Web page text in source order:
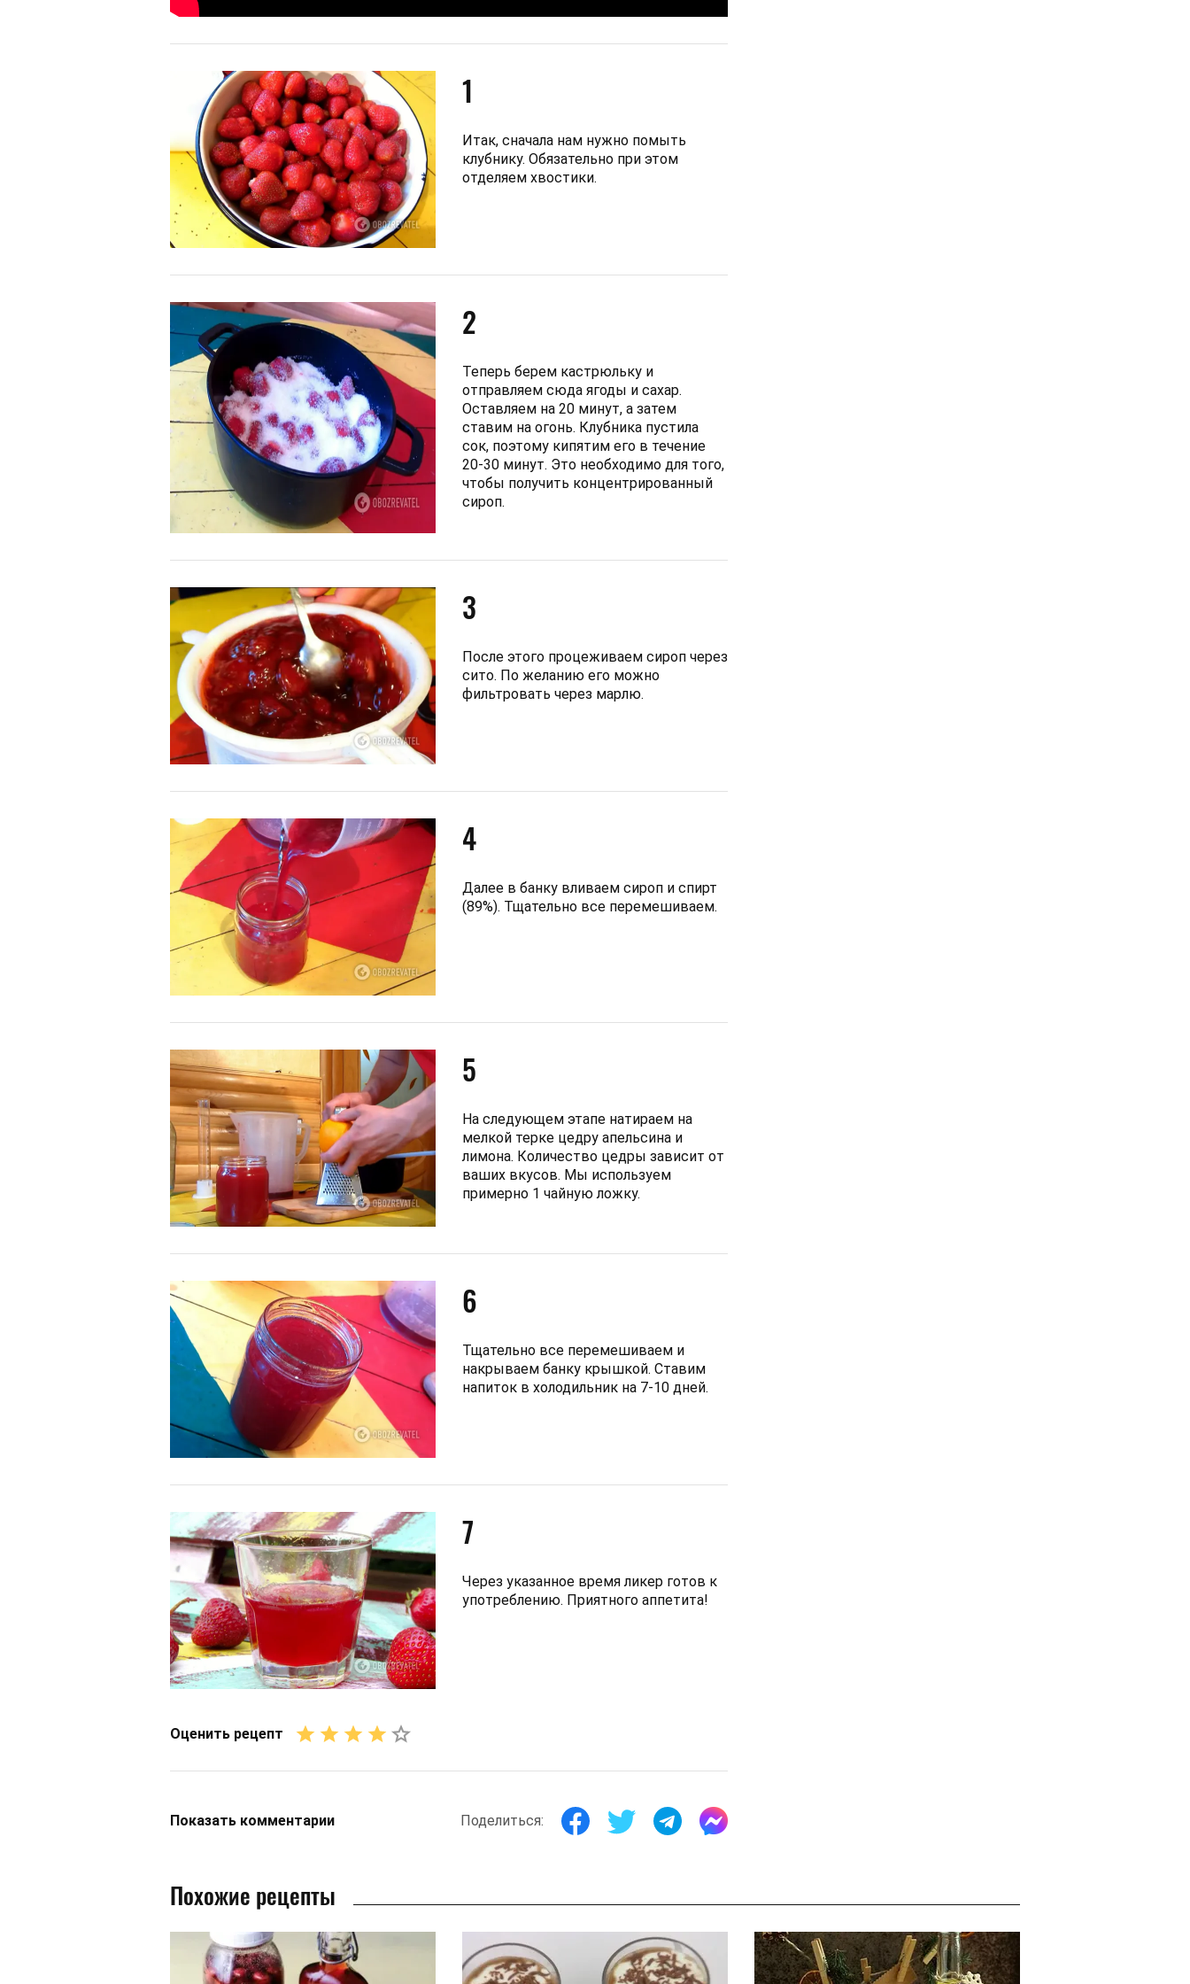
1
Итак, сначала нам нужно помыть
клубнику. Обязательно при этом
отделяем хвостики.
2
Теперь берем кастрюльку и
отправляем сюда ягоды и сахар.
Оставляем на 20 минут, а затем
ставим на огонь. Клубника пустила
сок, поэтому кипятим его в течение
20-30 минут. Это необходимо для того,
чтобы получить концентрированный
сироп.
3
После этого процеживаем сироп через
сито. По желанию его можно
фильтровать через марлю.
4
Далее в банку вливаем сироп и спирт
(89%). Тщательно все перемешиваем.
5
На следующем этапе натираем на
мелкой терке цедру апельсина и
лимона. Количество цедры зависит от
ваших вкусов. Мы используем
примерно 1 чайную ложку.
6
Тщательно все перемешиваем и
накрываем банку крышкой. Ставим
напиток в холодильник на 7-10 дней.
7
Через указанное время ликер готов к
употреблению. Приятного аппетита!
Оценить рецепт
Показать комментарии Поделиться:
Похожие рецепты